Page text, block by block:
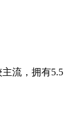
流，拥有5.5